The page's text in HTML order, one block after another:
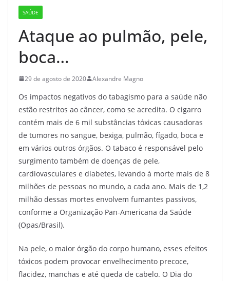
SAÚDE
Ataque ao pulmão, pele,
boca…
29 de agosto de 2020 Alexandre Magno
Os impactos negativos do tabagismo para a saúde não
estão restritos ao câncer, como se acredita. O cigarro
contém mais de 6 mil substâncias tóxicas causadoras
de tumores no sangue, bexiga, pulmão, fígado, boca e
em vários outros órgãos. O tabaco é responsável pelo
surgimento também de doenças de pele,
cardiovasculares e diabetes, levando à morte mais de 8
milhões de pessoas no mundo, a cada ano. Mais de 1,2
milhão dessas mortes envolvem fumantes passivos,
conforme a Organização Pan-Americana da Saúde
(Opas/Brasil).
Na pele, o maior órgão do corpo humano, esses efeitos
tóxicos podem provocar envelhecimento precoce,
flacidez, manchas e até queda de cabelo. O Dia do